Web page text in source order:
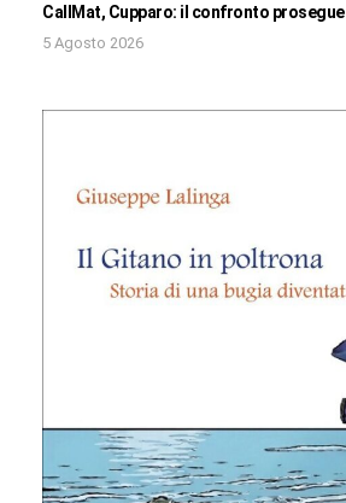
CallMat, Cupparo: il confronto prosegue
5 Agosto 2026